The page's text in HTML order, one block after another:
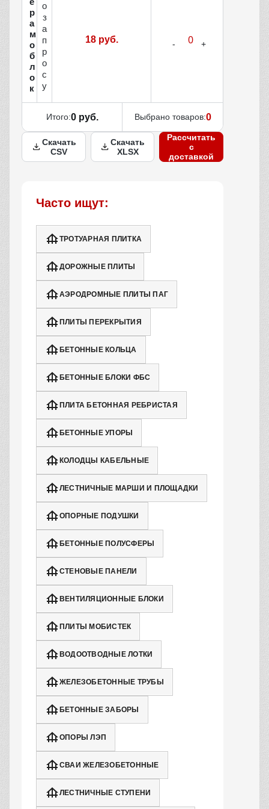
р
а
м
о
б
л
о
к
о
з
а
п
р
о
с
у
18 руб.
Итого:0 руб. Выбрано товаров:0
Скачать
CSV
Скачать
XLSX
Рассчитать
с
доставкой
Часто ищут:
ТРОТУАРНАЯ ПЛИТКА
ДОРОЖНЫЕ ПЛИТЫ
АЭРОДРОМНЫЕ ПЛИТЫ ПАГ
ПЛИТЫ ПЕРЕКРЫТИЯ
БЕТОННЫЕ КОЛЬЦА
БЕТОННЫЕ БЛОКИ ФБС
ПЛИТА БЕТОННАЯ РЕБРИСТАЯ
БЕТОННЫЕ УПОРЫ
КОЛОДЦЫ КАБЕЛЬНЫЕ
ЛЕСТНИЧНЫЕ МАРШИ И ПЛОЩАДКИ
ОПОРНЫЕ ПОДУШКИ
БЕТОННЫЕ ПОЛУСФЕРЫ
СТЕНОВЫЕ ПАНЕЛИ
ВЕНТИЛЯЦИОННЫЕ БЛОКИ
ПЛИТЫ МОБИСТЕК
ВОДООТВОДНЫЕ ЛОТКИ
ЖЕЛЕЗОБЕТОННЫЕ ТРУБЫ
БЕТОННЫЕ ЗАБОРЫ
ОПОРЫ ЛЭП
СВАИ ЖЕЛЕЗОБЕТОННЫЕ
ЛЕСТНИЧНЫЕ СТУПЕНИ